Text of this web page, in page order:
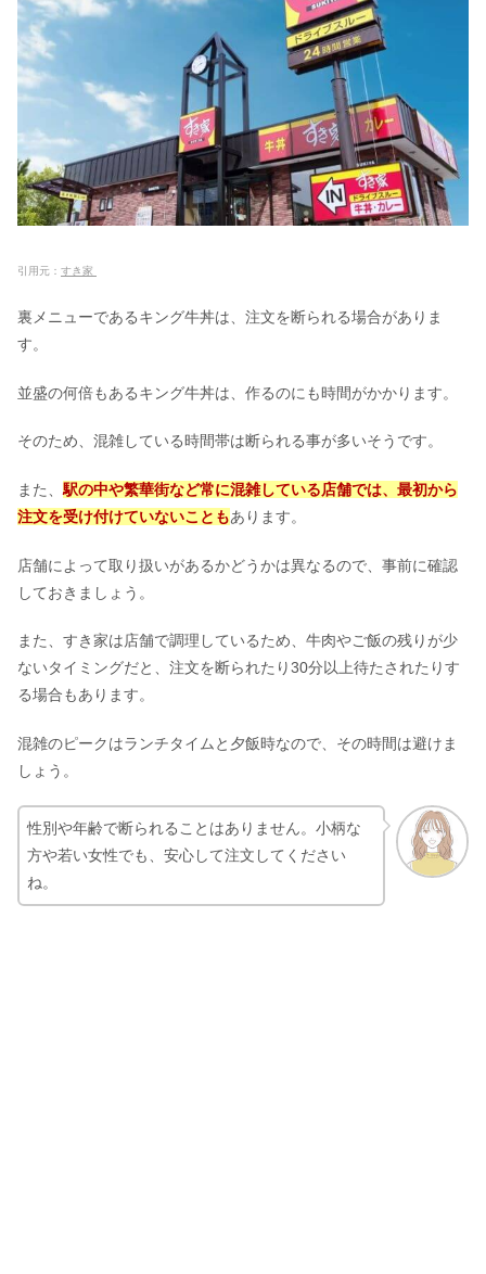
引用元： すき家
裏メニューであるキング牛丼は、注文を断られる場合がありま
す。
並盛の何倍もあるキング牛丼は、作るのにも時間がかかります。
そのため、混雑している時間帯は断られる事が多いそうです。
また、 駅の中や繁華街など常に混雑している店舗では、最初から
注文を受け付けていないこともあります。
店舗によって取り扱いがあるかどうかは異なるので、事前に確認
しておきましょう。
また、すき家は店舗で調理しているため、牛肉やご飯の残りが少
ないタイミングだと、注文を断られたり30分以上待たされたりす
る場合もあります。
混雑のピークはランチタイムと夕飯時なので、その時間は避けま
しょう。
性別や年齢で断られることはありません。小柄な
方や若い女性でも、安心して注文してください
ね。